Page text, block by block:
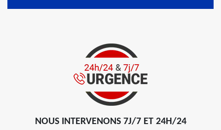
NOUS INTERVENONS 7J/7 ET 24H/24